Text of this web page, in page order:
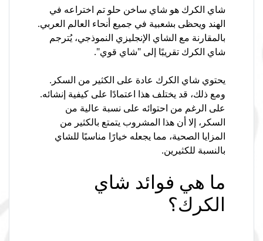
شاي الكرك هو شاي ساخن حلو تم اختراعه في
الهند ويحظى بشعبية في جميع أنحاء العالم العربي.
بالمقارنة مع الشاي الإنجليزي النموذجي، يُترجم
شاي الكرك تقريبًا إلى "شاي قوي".
يحتوي شاي الكرك عادة على الكثير من السكر.
ومع ذلك، قد يختلف هذا اعتمادًا على كيفية إنشائه.
على الرغم من احتوائه على نسبة عالية من
السكر، إلا أن هذا المشروب يتمتع بالكثير من
المزايا الصحية، مما يجعله خيارًا مناسبًا للشاي
بالنسبة للكثيرين.
ما هي فوائد شاي
الكرك؟